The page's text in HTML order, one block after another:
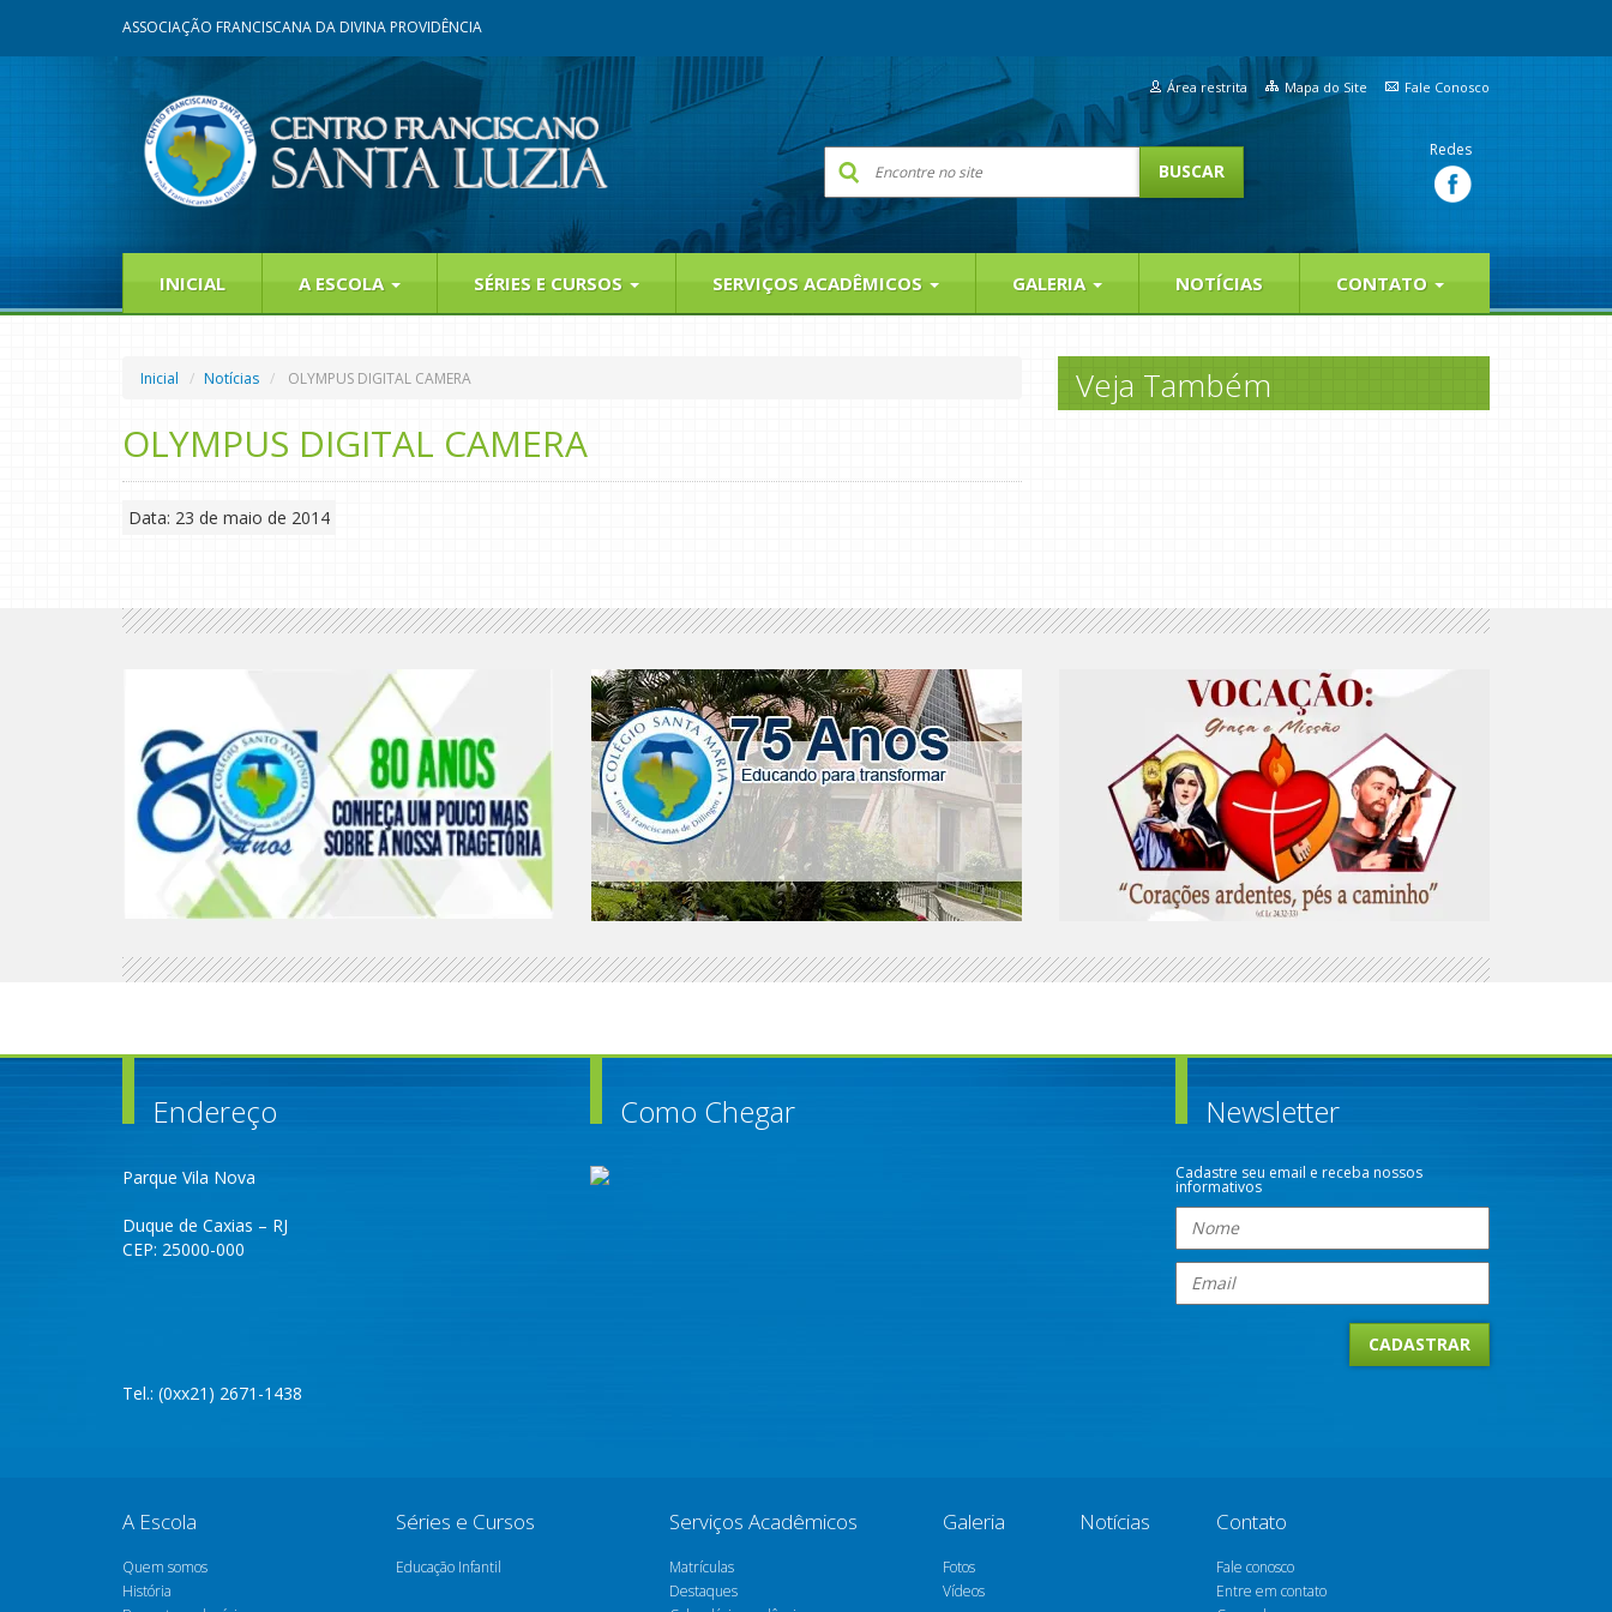
ASSOCIAÇÃO FRANCISCANA DA DIVINA PROVIDÊNCIA
Área restrita Mapa do Site Fale Conosco
Redes
INICIAL A ESCOLA SÉRIES E CURSOS SERVIÇOS ACADÊMICOS GALERIA NOTÍCIAS CONTATO
Inicial Notícias OLYMPUS DIGITAL CAMERA
OLYMPUS DIGITAL CAMERA
Data: 23 de maio de 2014
Veja Também
Endereço
Parque Vila Nova
Duque de Caxias – RJ
CEP: 25000-000
Tel.: (0xx21) 2671-1438
Como Chegar Newsletter
Cadastre seu email e receba nossos
informativos
A Escola
Quem somos
História
Séries e Cursos
Educação Infantil
Serviços Acadêmicos
Matrículas
Destaques
Galeria
Fotos
Vídeos
Notícias Contato
Fale conosco
Entre em contato